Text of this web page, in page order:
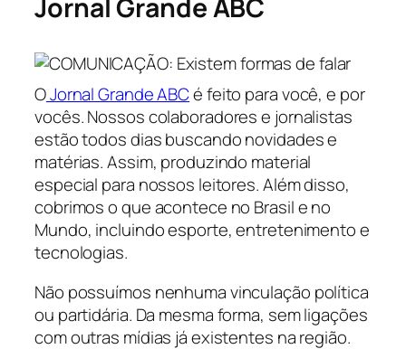
Jornal Grande ABC
OJornal Grande ABCé feito para você, e por
vocês. Nossos colaboradores e jornalistas
estão todos dias buscando novidades e
matérias. Assim, produzindo material
especial para nossos leitores. Além disso,
cobrimos o que acontece no Brasil e no
Mundo, incluindo esporte, entretenimento e
tecnologias.
Não possuímos nenhuma vinculação política
ou partidária. Da mesma forma, sem ligações
com outras mídias já existentes na região.